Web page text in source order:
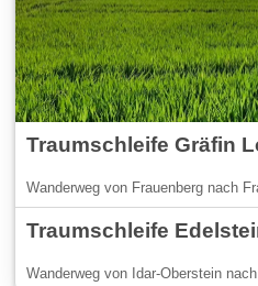
Traumschleife Gräfin
Wanderweg von Frauenberg nach
Traumschleife
Wanderweg von Idar-Oberstein